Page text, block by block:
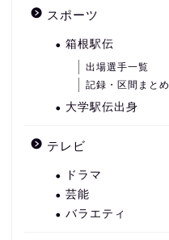
スポーツ
箱根駅伝
出場選手一覧
記録・区間まとめ
大学駅伝出身
テレビ
ドラマ
芸能
バラエティ